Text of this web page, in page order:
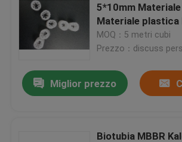
Medi filtranti MBBR
Bio- media di MBBR
5*10mm
Materiale plastica
Media
MOQ：5 metri cubi
Prezzo：discuss
Miglior prezzo
Biotubia MBBR